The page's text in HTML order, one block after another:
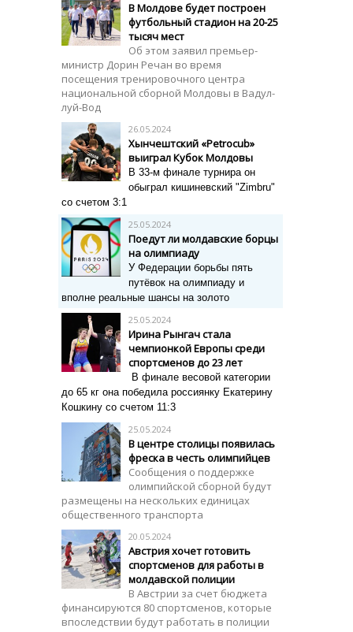
В Молдове будет построен
футбольный стадион на 20-25
тысяч мест
Об этом заявил премьер-
министр Дорин Речан во время
посещения тренировочного центра
национальной сборной Молдовы в Вадул-
луй-Вод
26.05.2024
Хынчештский «Petrocub»
выиграл Кубок Молдовы
В 33-м финале турнира он
обыграл кишиневский "Zimbru"
со счетом 3:1
25.05.2024
Поедут ли молдавские борцы
на олимпиаду
У Федерации борьбы пять
путёвок на олимпиаду и
вполне реальные шансы на золото
25.05.2024
Ирина Рынгач стала
чемпионкой Европы среди
спортсменов до 23 лет
В финале весовой категории
до 65 кг она победила россиянку Екатерину
Кошкину со счетом 11:3
25.05.2024
В центре столицы появилась
фреска в честь олимпийцев
Сообщения о поддержке
олимпийской сборной будут
размещены на нескольких единицах
общественного транспорта
20.05.2024
Австрия хочет готовить
спортсменов для работы в
молдавской полиции
В Австрии за счет бюджета
финансируются 80 спортсменов, которые
впоследствии будут работать в полиции